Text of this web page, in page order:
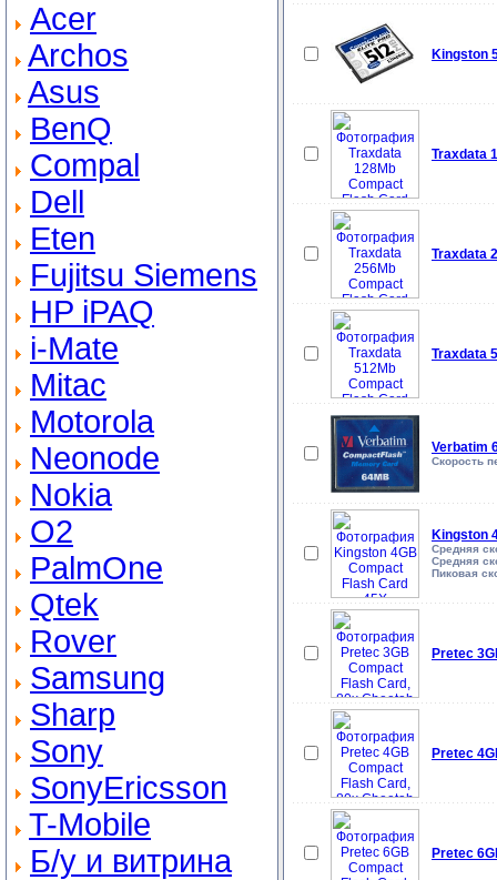
Acer
Archos
Asus
BenQ
Compal
Dell
Eten
Fujitsu Siemens
HP iPAQ
i-Mate
Mitac
Motorola
Neonode
Nokia
O2
PalmOne
Qtek
Rover
Samsung
Sharp
Sony
SonyEricsson
T-Mobile
Б/у и витрина
Kingston
Traxdata
Traxdata
Traxdata
Verbatim
Скорость
Kingston
Средняя
Средняя
Пиковая
Pretec
Pretec
Pretec